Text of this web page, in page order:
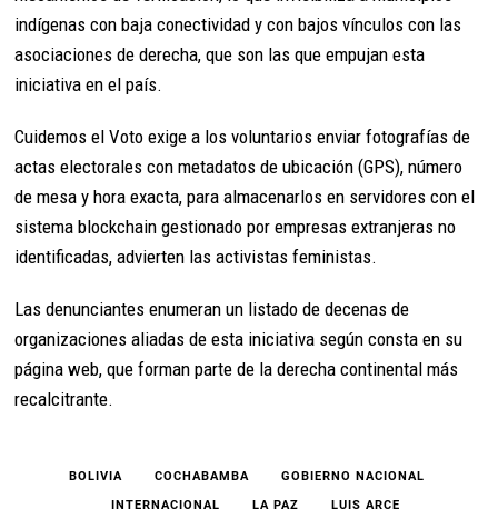
indígenas con baja conectividad y con bajos vínculos con las
asociaciones de derecha, que son las que empujan esta
iniciativa en el país.
Cuidemos el Voto exige a los voluntarios enviar fotografías de
actas electorales con metadatos de ubicación (GPS), número
de mesa y hora exacta, para almacenarlos en servidores con el
sistema blockchain gestionado por empresas extranjeras no
identificadas, advierten las activistas feministas.
Las denunciantes enumeran un listado de decenas de
organizaciones aliadas de esta iniciativa según consta en su
página web, que forman parte de la derecha continental más
recalcitrante.
BOLIVIA COCHABAMBA
GOBIERNO NACIONAL
INTERNACIONAL
LA PAZ
LUIS ARCE